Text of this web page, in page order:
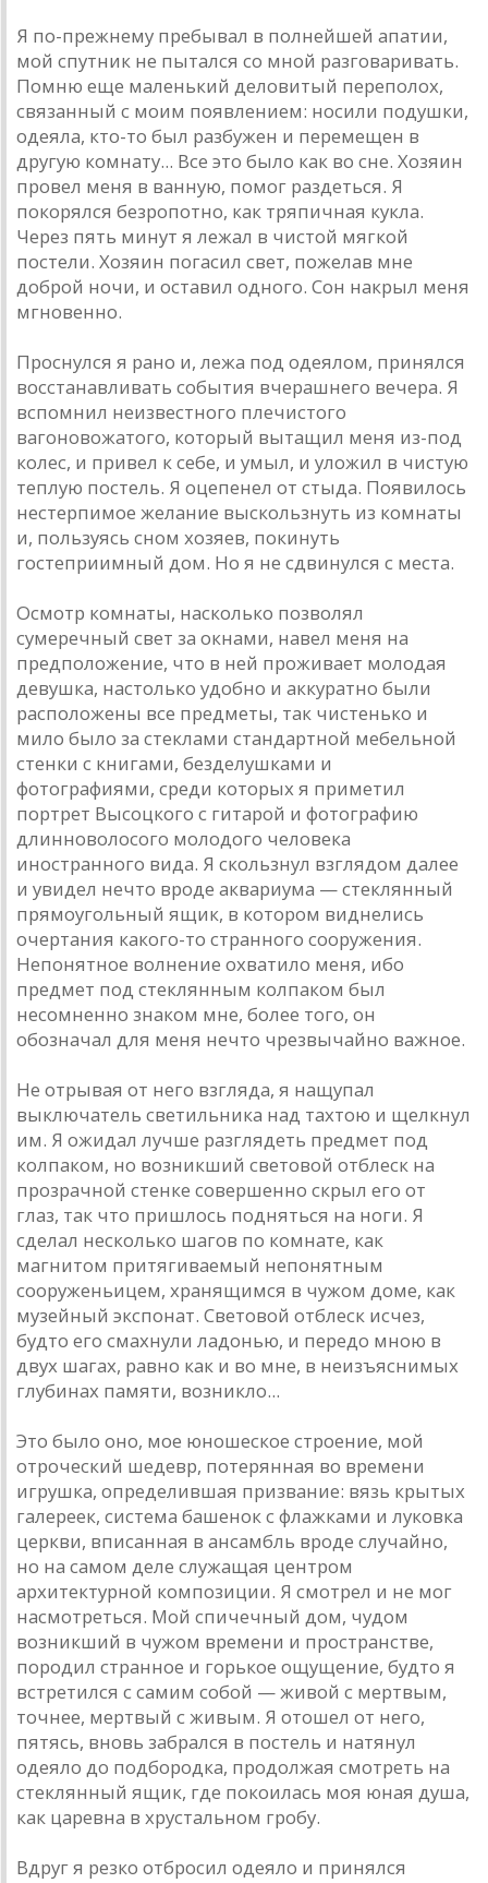
Я по-прежнему пребывал в полнейшей апатии,
мой спутник не пытался со мной разговаривать.
Помню еще маленький деловитый переполох,
связанный с моим появлением: носили подушки,
одеяла, кто-то был разбужен и перемещен в
другую комнату... Все это было как во сне. Хозяин
провел меня в ванную, помог раздеться. Я
покорялся безропотно, как тряпичная кукла.
Через пять минут я лежал в чистой мягкой
постели. Хозяин погасил свет, пожелав мне
доброй ночи, и оставил одного. Сон накрыл меня
мгновенно.
Проснулся я рано и, лежа под одеялом, принялся
восстанавливать события вчерашнего вечера. Я
вспомнил неизвестного плечистого
вагоновожатого, который вытащил меня из-под
колес, и привел к себе, и умыл, и уложил в чистую
теплую постель. Я оцепенел от стыда. Появилось
нестерпимое желание выскользнуть из комнаты
и, пользуясь сном хозяев, покинуть
гостеприимный дом. Но я не сдвинулся с места.
Осмотр комнаты, насколько позволял
сумеречный свет за окнами, навел меня на
предположение, что в ней проживает молодая
девушка, настолько удобно и аккуратно были
расположены все предметы, так чистенько и
мило было за стеклами стандартной мебельной
стенки с книгами, безделушками и
фотографиями, среди которых я приметил
портрет Высоцкого с гитарой и фотографию
длинноволосого молодого человека
иностранного вида. Я скользнул взглядом далее
и увидел нечто вроде аквариума — стеклянный
прямоугольный ящик, в котором виднелись
очертания какого-то странного сооружения.
Непонятное волнение охватило меня, ибо
предмет под стеклянным колпаком был
несомненно знаком мне, более того, он
обозначал для меня нечто чрезвычайно важное.
Не отрывая от него взгляда, я нащупал
выключатель светильника над тахтою и щелкнул
им. Я ожидал лучше разглядеть предмет под
колпаком, но возникший световой отблеск на
прозрачной стенке совершенно скрыл его от
глаз, так что пришлось подняться на ноги. Я
сделал несколько шагов по комнате, как
магнитом притягиваемый непонятным
сооруженьицем, хранящимся в чужом доме, как
музейный экспонат. Световой отблеск исчез,
будто его смахнули ладонью, и передо мною в
двух шагах, равно как и во мне, в неизъяснимых
глубинах памяти, возникло...
Это было оно, мое юношеское строение, мой
отроческий шедевр, потерянная во времени
игрушка, определившая призвание: вязь крытых
галереек, система башенок с флажками и луковка
церкви, вписанная в ансамбль вроде случайно,
но на самом деле служащая центром
архитектурной композиции. Я смотрел и не мог
насмотреться. Мой спичечный дом, чудом
возникший в чужом времени и пространстве,
породил странное и горькое ощущение, будто я
встретился с самим собой — живой с мертвым,
точнее, мертвый с живым. Я отошел от него,
пятясь, вновь забрался в постель и натянул
одеяло до подбородка, продолжая смотреть на
стеклянный ящик, где покоилась моя юная душа,
как царевна в хрустальном гробу.
Вдруг я резко отбросил одеяло и принялся